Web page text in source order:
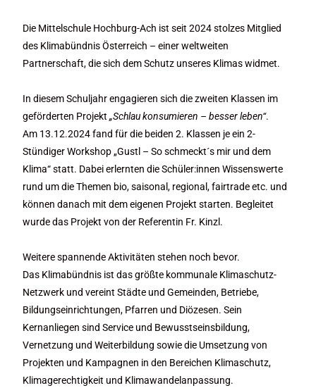
Die Mittelschule Hochburg-Ach ist seit 2024 stolzes Mitglied
des Klimabündnis Österreich – einer weltweiten
Partnerschaft, die sich dem Schutz unseres Klimas widmet.
In diesem Schuljahr engagieren sich die zweiten Klassen im
geförderten Projekt„Schlau konsumieren – besser leben“.
Am 13.12.2024 fand für die beiden 2. Klassen je ein 2-
Stündiger Workshop „Gustl – So schmeckt´s mir und dem
Klima“ statt. Dabei erlernten die Schüler:innen Wissenswerte
rund um die Themen bio, saisonal, regional, fairtrade etc. und
können danach mit dem eigenen Projekt starten. Begleitet
wurde das Projekt von der Referentin Fr. Kinzl.
Weitere spannende Aktivitäten stehen noch bevor.
Das Klimabündnis ist das größte kommunale Klimaschutz-
Netzwerk und vereint Städte und Gemeinden, Betriebe,
Bildungseinrichtungen, Pfarren und Diözesen. Sein
Kernanliegen sind Service und Bewusstseinsbildung,
Vernetzung und Weiterbildung sowie die Umsetzung von
Projekten und Kampagnen in den Bereichen Klimaschutz,
Klimagerechtigkeit und Klimawandelanpassung.